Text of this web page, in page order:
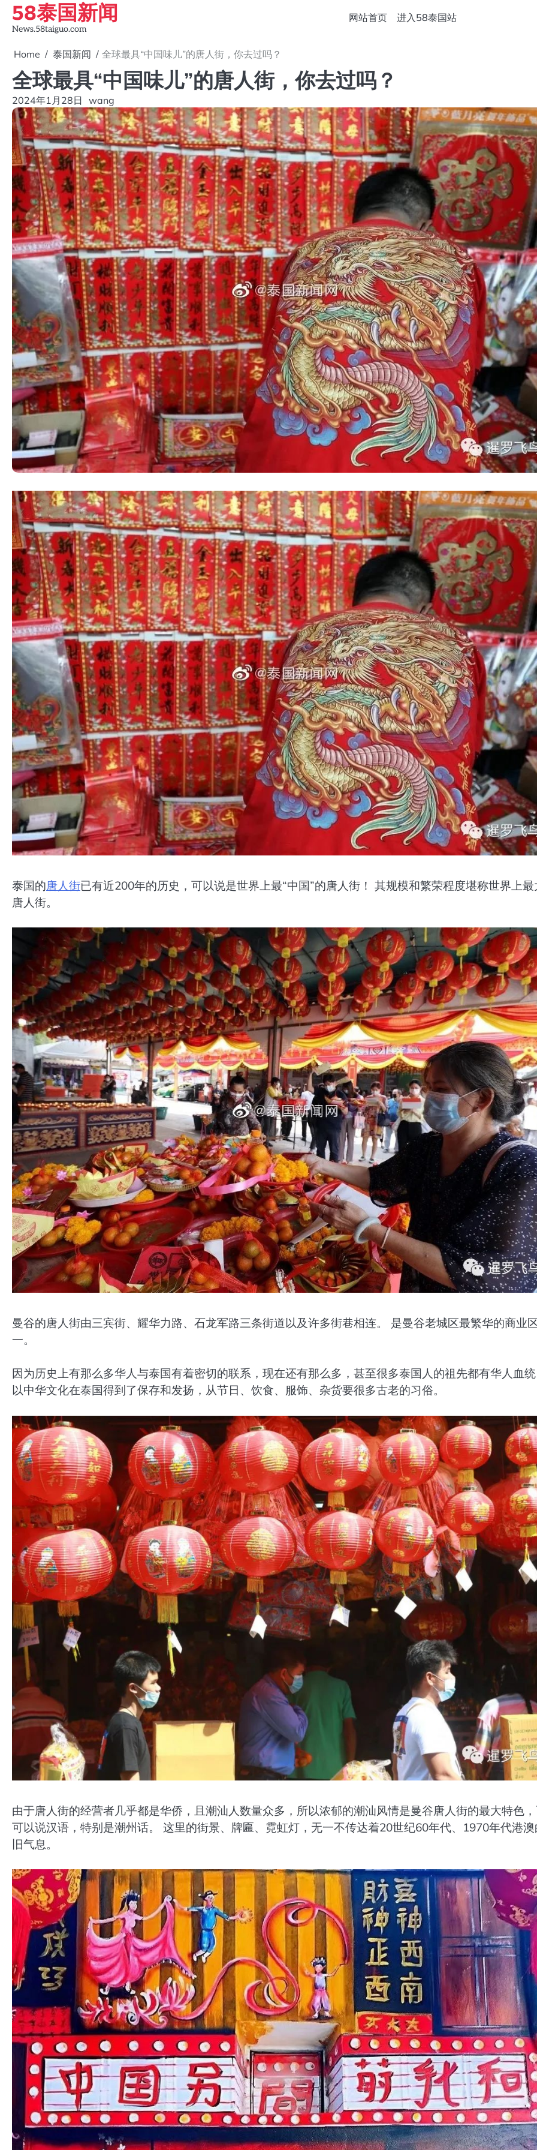
Skip
content
58泰国新闻
News.58taiguo.com
网站首页 进入58泰国站
Home 泰国新闻 全球最具“中国味儿”的唐人街，你去过吗？
全球最具“中国味儿”的唐人街，你去过吗？
2024年1月28日 wang
泰国的唐人街已有近200年的历史，可以说是世界上最“中国”的唐人街！ 其规模和繁荣程度堪称世界上最
唐人街。
曼谷的唐人街由三宾街、耀华力路、石龙军路三条街道以及许多街巷相连。 是曼谷老城区最繁华的商业
一。
因为历史上有那么多华人与泰国有着密切的联系，现在还有那么多，甚至很多泰国人的祖先都有华人血
以中华文化在泰国得到了保存和发扬，从节日、饮食、服饰、杂货要很多古老的习俗。
由于唐人街的经营者几乎都是华侨，且潮汕人数量众多，所以浓郁的潮汕风情是曼谷唐人街的最大特色
可以说汉语，特别是潮州话。 这里的街景、牌匾、霓虹灯，无一不传达着20世纪60年代、1970年代港
旧气息。